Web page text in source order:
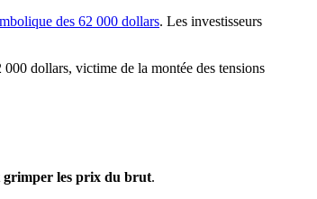
des 62 000 dollars. Les investisseurs
grimper les prix du brut.